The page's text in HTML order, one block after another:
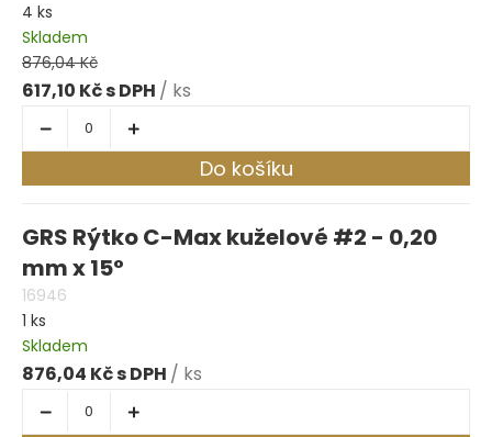
4 ks
Skladem
876,04 Kč
617,10 Kč / ks
Do košíku
GRS Rýtko C-Max kuželové #2 - 0,20
mm x 15°
16946
1 ks
Skladem
876,04 Kč / ks